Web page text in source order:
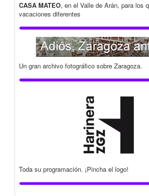
CASA MATEO, en el Valle de Arán, para los
vacaciones diferentes
Un gran archivo fotográfico sobre Zaragoza.
Toda su programación. ¡Pincha el logo!